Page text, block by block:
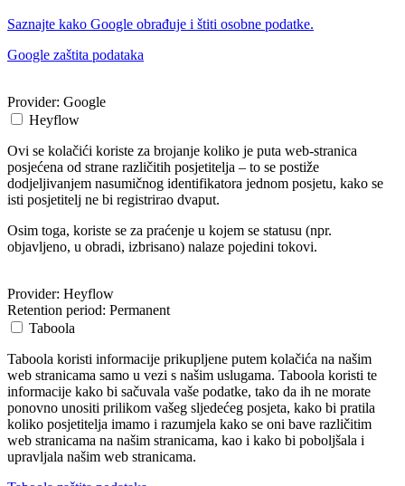
Saznajte kako Google obrađuje i štiti osobne podatke.
Google zaštita podataka
Provider: Google
Heyflow
Ovi se kolačići koriste za brojanje koliko je puta web-stranica
posjećena od strane različitih posjetitelja – to se postiže
dodjeljivanjem nasumičnog identifikatora jednom posjetu, kako se
isti posjetitelj ne bi registrirao dvaput.
Osim toga, koriste se za praćenje u kojem se statusu (npr.
objavljeno, u obradi, izbrisano) nalaze pojedini tokovi.
Provider: Heyflow
Retention period: Permanent
Taboola
Taboola koristi informacije prikupljene putem kolačića na našim
web stranicama samo u vezi s našim uslugama. Taboola koristi te
informacije kako bi sačuvala vaše podatke, tako da ih ne morate
ponovno unositi prilikom vašeg sljedećeg posjeta, kako bi pratila
koliko posjetitelja imamo i razumjela kako se oni bave različitim
web stranicama na našim stranicama, kao i kako bi poboljšala i
upravljala našim web stranicama.